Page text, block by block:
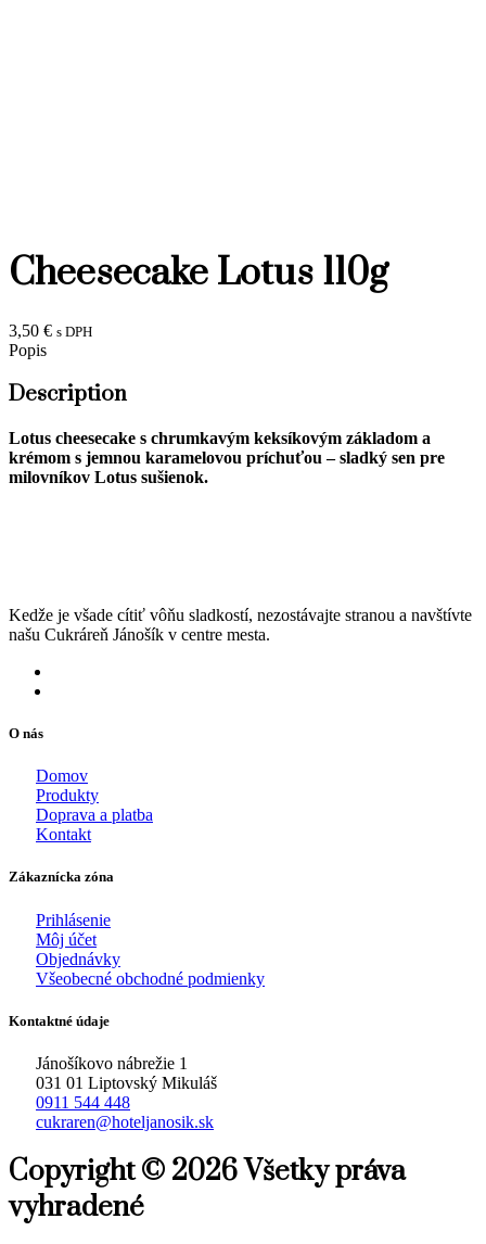
Cheesecake Lotus 110g
3,50 € s DPH
Popis
Description
Lotus cheesecake s chrumkavým keksíkovým základom a
krémom s jemnou karamelovou príchuťou – sladký sen pre
milovníkov Lotus sušienok.
Kedže je všade cítiť vôňu sladkostí, nezostávajte stranou a navštívte
našu Cukráreň Jánošík v centre mesta.
O nás
Domov
Produkty
Doprava a platba
Kontakt
Zákaznícka zóna
Prihlásenie
Môj účet
Objednávky
Všeobecné obchodné podmienky
Kontaktné údaje
Jánošíkovo nábrežie 1
031 01 Liptovský Mikuláš
0911 544 448
cukraren@hoteljanosik.sk
Copyright © 2026 Všetky práva
vyhradené